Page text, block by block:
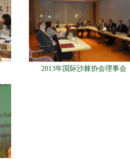
2013年国际沙棘协会理事会